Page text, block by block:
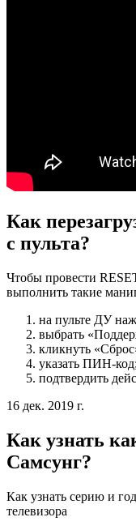
Как
с пульта?
Чтобы провести
выполнить такие
на пульте ДУ
выбрать
кликнуть
указать ПИН-код;
подтвердить
16 дек. 2019 г.
Как узнать
Самсунг?
Как узнать серию и
телевизора